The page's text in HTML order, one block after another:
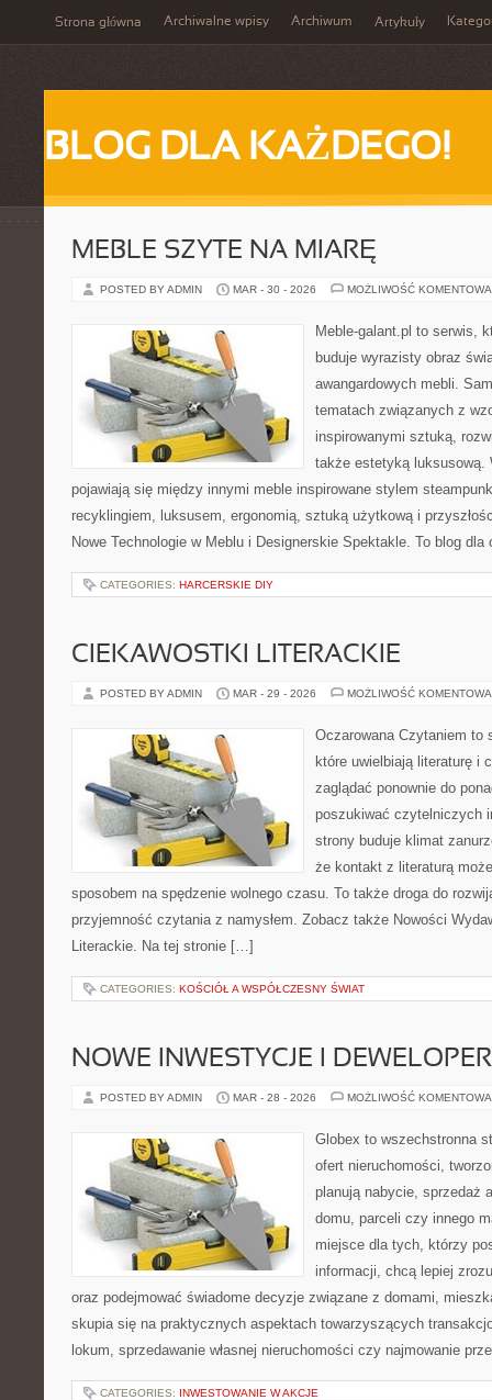
Strona główna Archiwalne wpisy Archiwum Artykuły
BLOG DLA KAŻDEGO!
MEBLE SZYTE NA MIARĘ
POSTED BY ADMIN MAR - 30 - 2026 MOŻLIWOŚĆ
Meble-galant.pl to serwis,
buduje wyrazisty obraz
awangardowych mebli.
tematach związanych z
inspirowanymi sztuką,
także estetyką luksusową.
pojawiają się między innymi meble inspirowane stylem
recyklingiem, luksusem, ergonomią, sztuką użytkową i
Nowe Technologie w Meblu i Designerskie Spektakle. To blog
CATEGORIES: HARCERSKIE DIY
CIEKAWOSTKI LITERACKIE
POSTED BY ADMIN MAR - 29 - 2026 MOŻLIWOŚĆ
Oczarowana Czytaniem to
które uwielbiają literaturę i
zaglądać ponownie do
poszukiwać czytelniczych
strony buduje klimat
że kontakt z literaturą
sposobem na spędzenie wolnego czasu. To także droga do
przyjemność czytania z namysłem. Zobacz także Nowości
Literackie. Na tej stronie […]
CATEGORIES: KOŚCIÓŁ A WSPÓŁCZESNY ŚWIAT
NOWE INWESTYCJE I
POSTED BY ADMIN MAR - 28 - 2026 MOŻLIWOŚĆ
Globex to wszechstronna
ofert nieruchomości,
planują nabycie, sprzedaż
domu, parceli czy innego
miejsce dla tych, którzy
informacji, chcą lepiej
oraz podejmować świadome decyzje związane z domami,
skupia się na praktycznych aspektach towarzyszących
lokum, sprzedawanie własnej nieruchomości czy najmowanie
CATEGORIES: INWESTOWANIE W AKCJE